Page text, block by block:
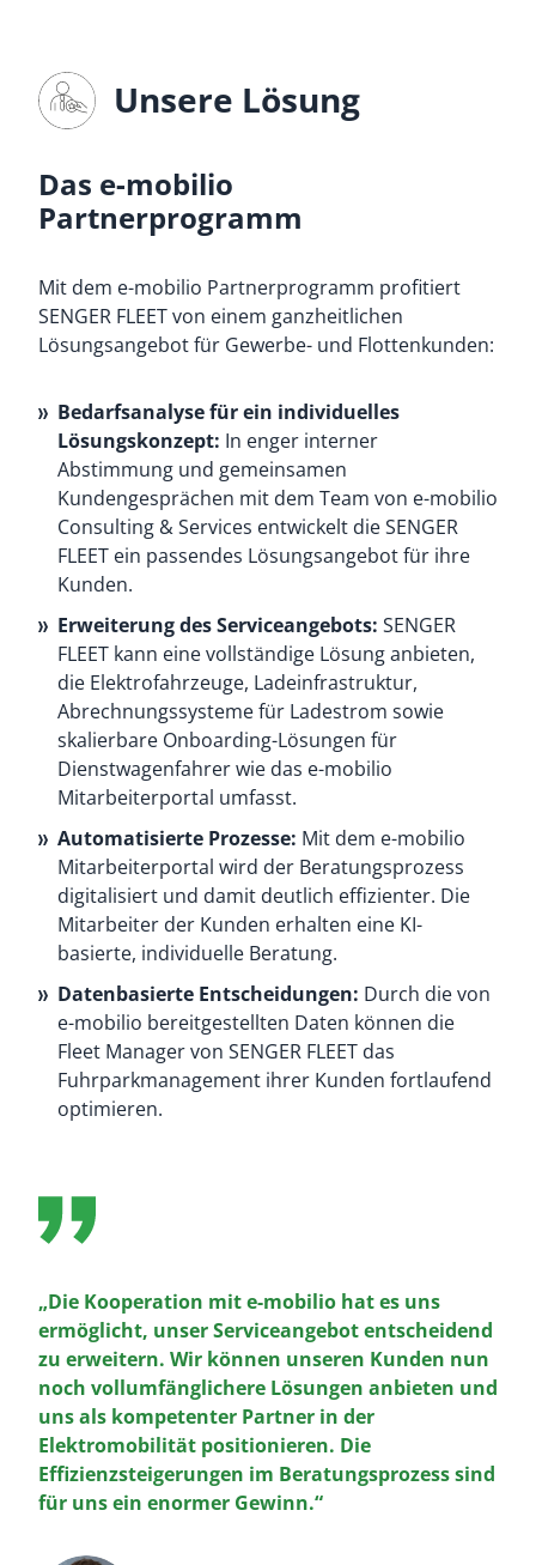
Unsere Lösung
Das e-mobilio
Partnerprogramm
Mit dem e-mobilio Partnerprogramm profitiert
SENGER FLEET von einem ganzheitlichen
Lösungsangebot für Gewerbe- und Flottenkunden:
Bedarfsanalyse für ein individuelles
Lösungskonzept: In enger interner
Abstimmung und gemeinsamen
Kundengesprächen mit dem Team von e-mobilio
Consulting & Services entwickelt die SENGER
FLEET ein passendes Lösungsangebot für ihre
Kunden.
Erweiterung des Serviceangebots: SENGER
FLEET kann eine vollständige Lösung anbieten,
die Elektrofahrzeuge, Ladeinfrastruktur,
Abrechnungssysteme für Ladestrom sowie
skalierbare Onboarding-Lösungen für
Dienstwagenfahrer wie das e-mobilio
Mitarbeiterportal umfasst.
Automatisierte Prozesse: Mit dem e-mobilio
Mitarbeiterportal wird der Beratungsprozess
digitalisiert und damit deutlich effizienter. Die
Mitarbeiter der Kunden erhalten eine KI-
basierte, individuelle Beratung.
Datenbasierte Entscheidungen: Durch die von
e-mobilio bereitgestellten Daten können die
Fleet Manager von SENGER FLEET das
Fuhrparkmanagement ihrer Kunden fortlaufend
optimieren.
„Die Kooperation mit e-mobilio hat es uns
ermöglicht, unser Serviceangebot entscheidend
zu erweitern. Wir können unseren Kunden nun
noch vollumfänglichere Lösungen anbieten und
uns als kompetenter Partner in der
Elektromobilität positionieren. Die
Effizienzsteigerungen im Beratungsprozess sind
für uns ein enormer Gewinn.“